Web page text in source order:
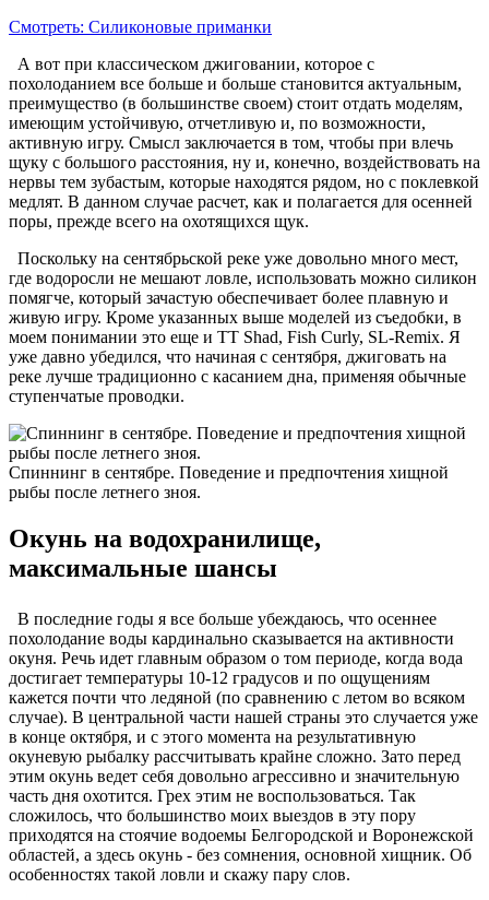
Смотреть: Силиконовые приманки
А вот при классическом джиговании, которое с
похолоданием все больше и больше становится актуальным,
преимущество (в большинстве своем) стоит отдать моделям,
имеющим устойчивую, отчетливую и, по возможности,
активную игру. Смысл заключается в том, чтобы при­ влечь
щуку с большого расстояния, ну и, конечно, воздействовать на
нервы тем зубастым, которые находятся рядом, но с поклевкой
медлят. В данном случае расчет, как и полагается для осенней
поры, прежде всего на охотящихся щук.
Поскольку на сентябрьской реке уже довольно много мест,
где водоросли не мешают ловле, использовать можно силикон
помягче, который зачастую обеспечивает более плавную и
живую игру. Кроме указанных выше моделей из съедобки, в
моем понимании это еще и TT Shad, Fish Curly, SL-Remix. Я
уже давно убедился, что начиная с сентября, джиговать на
реке лучше традиционно с касанием дна, применяя обычные
ступенчатые проводки.
Спиннинг в сентябре. Поведение и предпочтения хищной
рыбы после летнего зноя.
Окунь на водохранилище,
максимальные шансы
В последние годы я все больше убеждаюсь, что осеннее
похолодание воды кардинально сказывается на активности
окуня. Речь идет главным образом о том периоде, когда вода
достигает температуры 10-12 градусов и по ощущениям
кажется почти что ледяной (по сравнению с летом во всяком
случае). В центральной части нашей страны это случается уже
в конце октября, и с этого момента на результативную
окуневую рыбалку рассчитывать крайне сложно. Зато перед
этим окунь ведет себя довольно агрессивно и значительную
часть дня охотится. Грех этим не воспользоваться. Так
сложилось, что большинство моих выездов в эту пору
приходятся на стоячие водоемы Белгородской и Воронежской
областей, а здесь окунь - без сомнения, основной хищник. Об
особенностях такой ловли и скажу пару слов.